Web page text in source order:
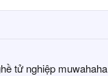
tử nghiệp muwahaha